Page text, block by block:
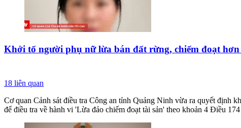
Khởi tố người phụ nữ lừa bán đất rừng, chiếm đoạt hơn
18 liên quan
Cơ quan Cảnh sát điều tra Công an tỉnh Quảng Ninh vừa ra quyết
để điều tra về hành vi 'Lừa đảo chiếm đoạt tài sản' theo khoản 4 Điều